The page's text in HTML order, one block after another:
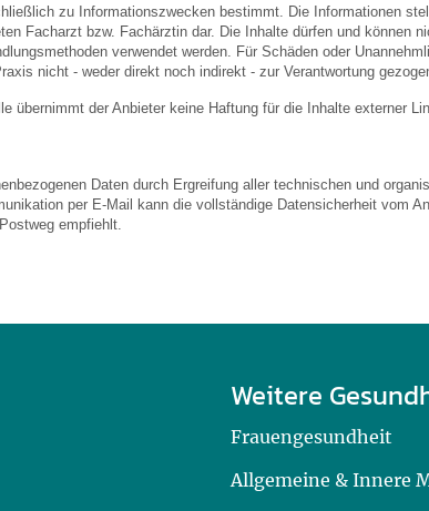
zu Informationszwecken bestimmt. Die Informationen
Facharzt bzw. Fachärztin dar. Die Inhalte dürfen und können
verwendet werden. Für Schäden oder
nicht - weder direkt noch indirekt - zur Verantwortung
übernimmt der Anbieter keine Haftung für die Inhalte externer
Daten durch Ergreifung aller technischen und
per E-Mail kann die vollständige Datensicherheit vom
empfiehlt.
Weitere
Frauengesundheit
Allgemeine & Innere